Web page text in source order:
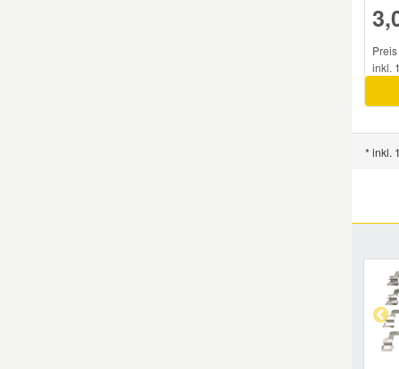
inkl.
* inkl.